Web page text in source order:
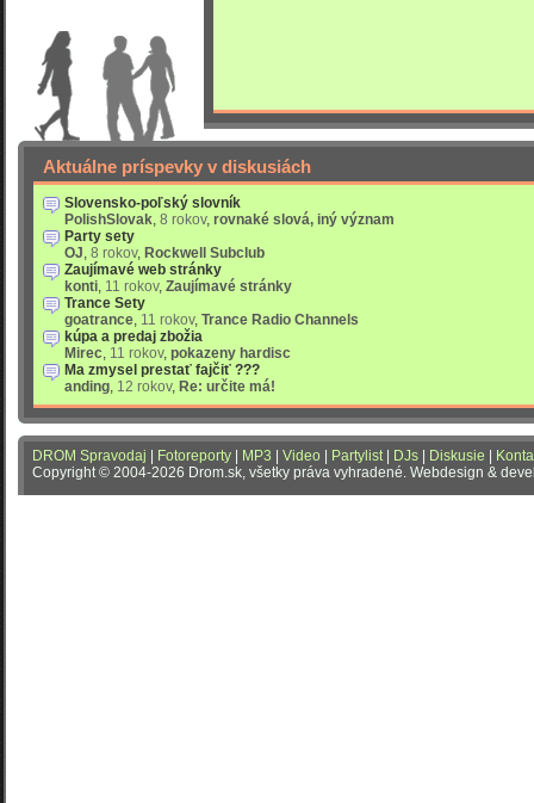
Aktuálne príspevky v diskusiách
Slovensko-poľský slovník
PolishSlovak, 8 rokov, rovnaké slová, iný význam
Party sety
OJ, 8 rokov, Rockwell Subclub
Zaujímavé web stránky
konti, 11 rokov, Zaujímavé stránky
Trance Sety
goatrance, 11 rokov, Trance Radio Channels
kúpa a predaj zbožia
Mirec, 11 rokov, pokazeny hardisc
Ma zmysel prestať fajčiť ???
anding, 12 rokov, Re: určite má!
DROM Spravodaj Fotoreporty MP3 Video Partylist| DJs Diskusie
Copyright © 2004-2026 Drom.sk, všetky práva vyhradené. Webdesign &